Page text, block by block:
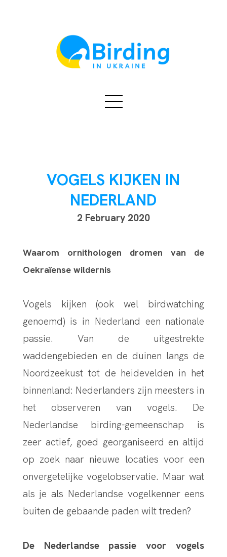
VOGELS KIJKEN IN
NEDERLAND
2 February 2020
Waarom ornithologen dromen van de
Oekraïense wildernis
Vogels kijken (ook wel birdwatching
genoemd) is in Nederland een nationale
passie. Van de uitgestrekte
waddengebieden en de duinen langs de
Noordzeekust tot de heidevelden in het
binnenland: Nederlanders zijn meesters in
het observeren van vogels. De
Nederlandse birding-gemeenschap is
zeer actief, goed georganiseerd en altijd
op zoek naar nieuwe locaties voor een
onvergetelijke vogelobservatie. Maar wat
als je als Nederlandse vogelkenner eens
buiten de gebaande paden wilt treden?
De Nederlandse passie voor vogels